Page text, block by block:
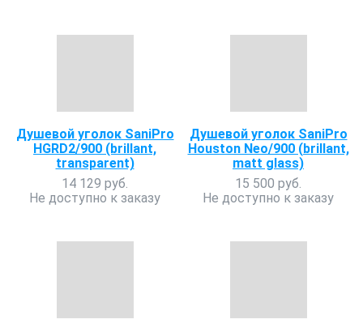
Душевой уголок SaniPro
HGRD2/900 (brillant,
transparent)
14 129 руб.
Не доступно к заказу
Душевой уголок SaniPro
Houston Neo/900 (brillant,
matt glass)
15 500 руб.
Не доступно к заказу